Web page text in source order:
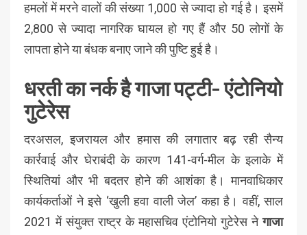
हमलों में मरने वालों की संख्या 1,000 से ज्यादा हो गई है। इसमें
2,800 से ज्यादा नागरिक घायल हो गए हैं और 50 लोगों के
लापता होने या बंधक बनाए जाने की पुष्टि हुई है।
धरती का नर्क है गाजा पट्टी- एंटोनियो
गुटेरेस
दरअसल, इजरायल और हमास की लगातार बढ़ रही सैन्य
कार्रवाई और घेराबंदी के कारण 141-वर्ग-मील के इलाके में
स्थितियां और भी बदतर होने की आशंका है। मानवाधिकार
कार्यकर्ताओं ने इसे ‘खुली हवा वाली जेल’ कहा है। वहीं, साल
2021 में संयुक्त राष्ट्र के महासचिव एंटोनियो गुटेरेस नेगाजा